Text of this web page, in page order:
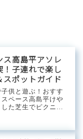
ス高島平アソレ
！子連れで楽し
スポットガイド
供と遊ぶ！おすす
ペース高島平けや
た芝生でピクニッ
ニックを楽しんだ